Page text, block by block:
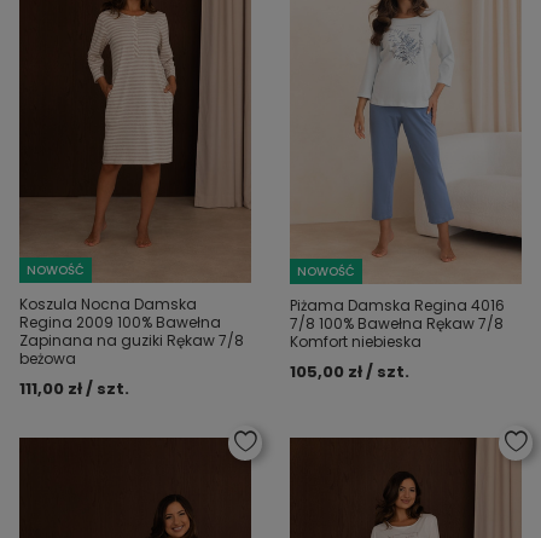
NOWOŚĆ
Koszula Nocna Damska
Regina 2009 100% Bawełna
Zapinana na guziki Rękaw 7/8
beżowa
111,00 zł / szt.
NOWOŚĆ
Piżama Damska Regina 4016
7/8 100% Bawełna Rękaw 7/8
Komfort niebieska
105,00 zł / szt.